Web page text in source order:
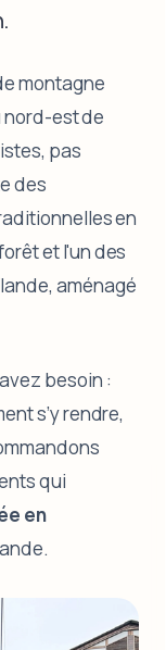
montagne
nord-est de
pas
des
en
et l'un des
aménagé
besoin :
s’y rendre,
qui
en